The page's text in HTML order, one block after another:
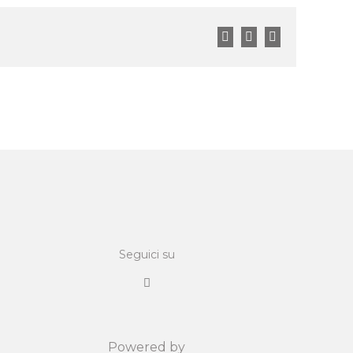
Facebook
Twitter
Seguici su
Powered by